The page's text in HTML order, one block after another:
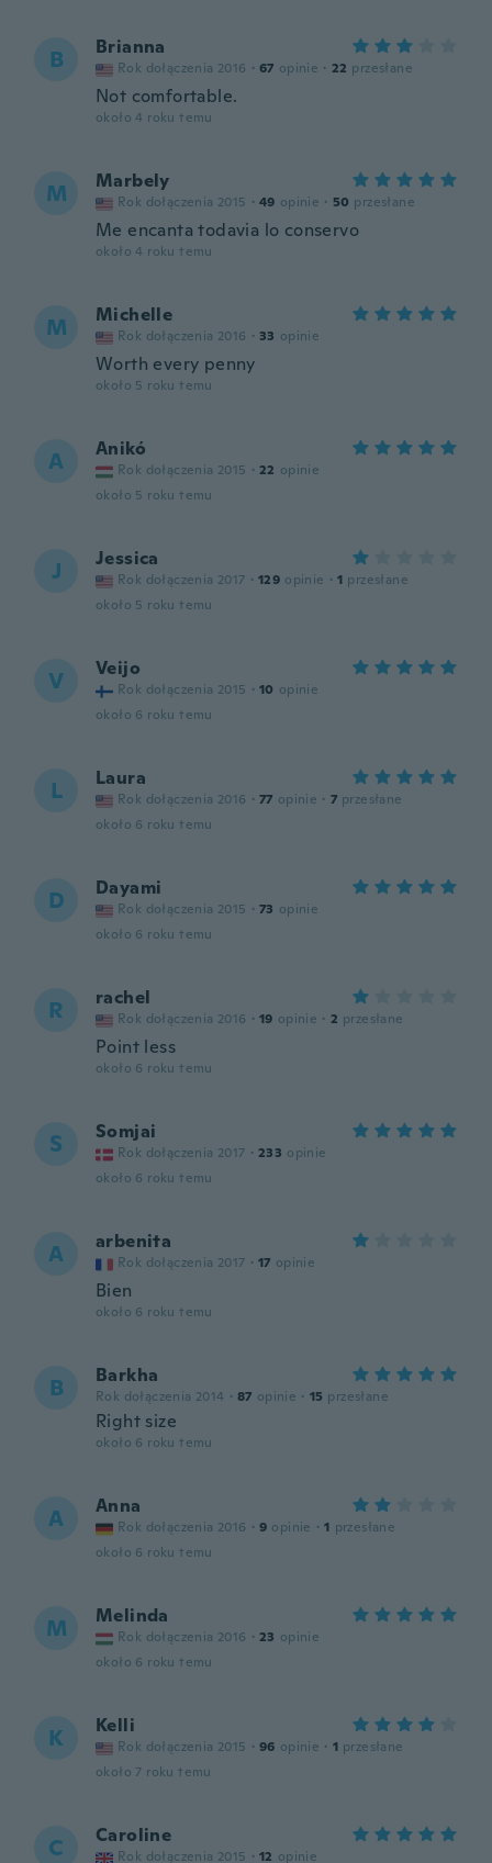
B Brianna
Rok dołączenia 2016 · 67 opinie · 22 przesłane
Not comfortable.
około 4 roku temu
M Marbely
Rok dołączenia 2015 · 49 opinie · 50 przesłane
Me encanta todavia lo conservo
około 4 roku temu
M Michelle
Rok dołączenia 2016 · 33 opinie
Worth every penny
około 5 roku temu
A Anikó
Rok dołączenia 2015 · 22 opinie
około 5 roku temu
J Jessica
Rok dołączenia 2017 · 129 opinie · 1 przesłane
około 5 roku temu
V Veijo
Rok dołączenia 2015 · 10 opinie
około 6 roku temu
L Laura
Rok dołączenia 2016 · 77 opinie · 7 przesłane
około 6 roku temu
D Dayami
Rok dołączenia 2015 · 73 opinie
około 6 roku temu
R rachel
Rok dołączenia 2016 · 19 opinie · 2 przesłane
Point less
około 6 roku temu
S Somjai
Rok dołączenia 2017 · 233 opinie
około 6 roku temu
A arbenita
Rok dołączenia 2017 · 17 opinie
Bien
około 6 roku temu
B Barkha
Rok dołączenia 2014 · 87 opinie · 15 przesłane
Right size
około 6 roku temu
A Anna
Rok dołączenia 2016 · 9 opinie · 1 przesłane
około 6 roku temu
M Melinda
Rok dołączenia 2016 · 23 opinie
około 6 roku temu
K Kelli
Rok dołączenia 2015 · 96 opinie · 1 przesłane
około 7 roku temu
C Caroline
Rok dołączenia 2015 · 12 opinie